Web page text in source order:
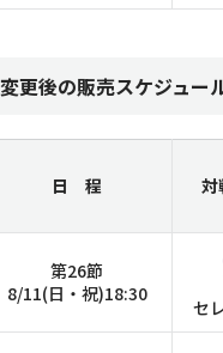
変更後の販売スケジュー
日 程 対
第26節
8/11(日・祝)18:30
セ